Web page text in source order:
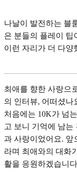
나날이 발전하는 블
은 분들의 플레이 팁
이런 자리가 더 다양
최애를 향한 사랑으
의 인터뷰, 어떠셨나
처음에는 10K가 넘
고 보니 기억에 남는
과 사랑이었어요. 앞
라며 최애와의 대화
활을 응원하겠습니